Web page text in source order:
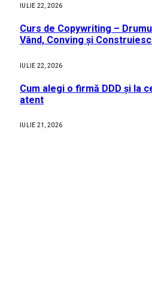
IULIE 22, 2026
Curs de Copywriting –
Vând, Conving și
IULIE 22, 2026
Cum alegi o firmă DDD și la
atent
IULIE 21, 2026